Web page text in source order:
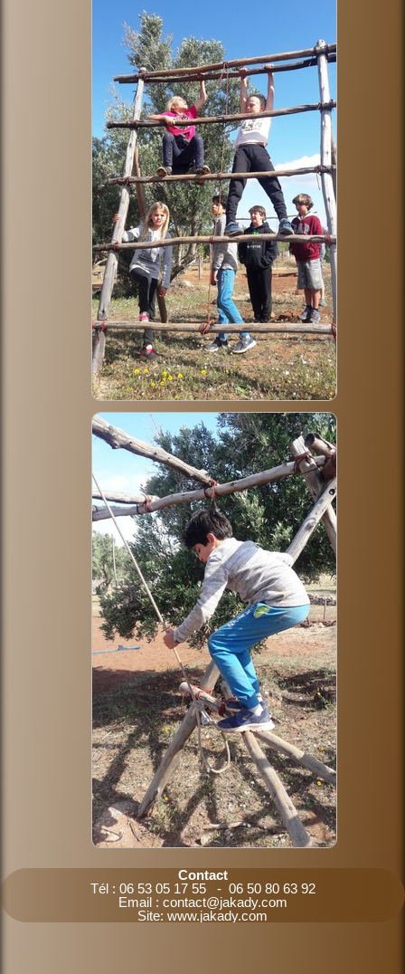
Contact
Tél : 06 53 05 17 55 - 06 50 80 63 92
Email : contact@jakady.com
Site: www.jakady.com